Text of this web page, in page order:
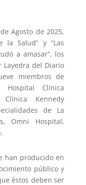
Agosto de 2025,
la Salud” y “Las
a amasar”, los
Layedra del Diario
miembros de
Hospital Clínica
Kennedy
de La
Omni Hospital,
han producido en
público y
éstos deben ser